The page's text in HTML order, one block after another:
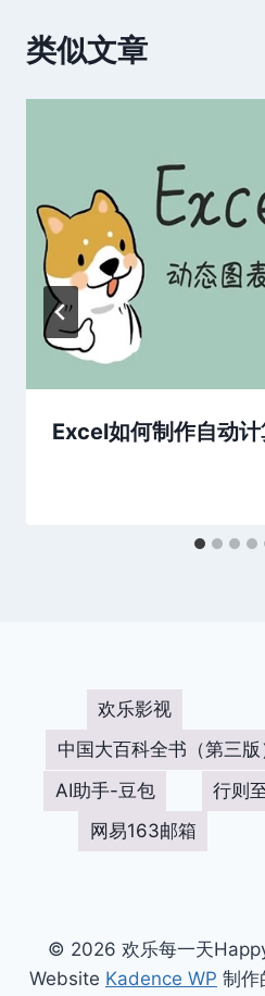
类似文章
Excel如何制作自动
欢乐影视
中国大百科全书（第三版
AI助手-豆包
行则
网易163邮箱
© 2026 欢乐每一天
Website Kadence WP 制作